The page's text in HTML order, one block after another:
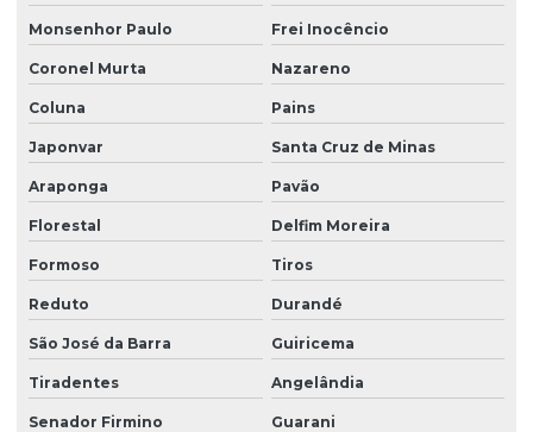
Monsenhor Paulo Frei Inocêncio
Coronel Murta Nazareno
Coluna Pains
Japonvar Santa Cruz de Minas
Araponga Pavão
Florestal Delfim Moreira
Formoso Tiros
Reduto Durandé
São José da Barra Guiricema
Tiradentes Angelândia
Senador Firmino Guarani